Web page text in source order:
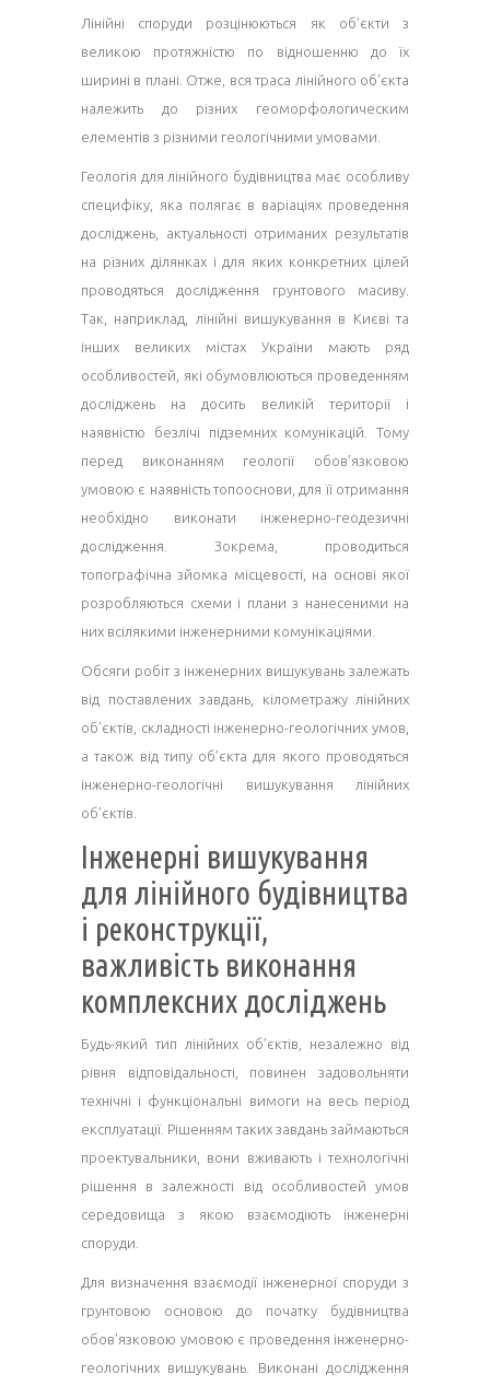
Лінійні споруди розцінюються як об’єкти з
великою протяжністю по відношенню до їх
ширині в плані. Отже, вся траса лінійного об’єкта
належить до різних геоморфологическим
елементів з різними геологічними умовами.
Геологія для лінійного будівництва має особливу
специфіку, яка полягає в варіаціях проведення
досліджень, актуальності отриманих результатів
на різних ділянках і для яких конкретних цілей
проводяться дослідження грунтового масиву.
Так, наприклад, лінійні вишукування в Києві та
інших великих містах України мають ряд
особливостей, які обумовлюються проведенням
досліджень на досить великій території і
наявністю безлічі підземних комунікацій. Тому
перед виконанням геології обов’язковою
умовою є наявність топооснови, для її отримання
необхідно виконати інженерно-геодезичні
дослідження. Зокрема, проводиться
топографічна зйомка місцевості, на основі якої
розробляються схеми і плани з нанесеними на
них всілякими інженерними комунікаціями.
Обсяги робіт з інженерних вишукувань залежать
від поставлених завдань, кілометражу лінійних
об’єктів, складності інженерно-геологічних умов,
а також від типу об’єкта для якого проводяться
інженерно-геологічні вишукування лінійних
об’єктів.
Інженерні вишукування
для лінійного будівництва
і реконструкції,
важливість виконання
комплексних досліджень
Будь-який тип лінійних об’єктів, незалежно від
рівня відповідальності, повинен задовольняти
технічні і функціональні вимоги на весь період
експлуатації. Рішенням таких завдань займаються
проектувальники, вони вживають і технологічні
рішення в залежності від особливостей умов
середовища з якою взаємодіють інженерні
споруди.
Для визначення взаємодії інженерної споруди з
грунтовою основою до початку будівництва
обов’язковою умовою є проведення інженерно-
геологічних вишукувань. Виконані дослідження